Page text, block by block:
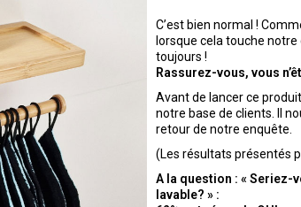
C’est bien normal !
lorsque cela touche
toujours !
Rassurez-vous, vous
Avant de lancer ce
notre base de clients. Il
retour de notre enquête.
(Les résultats présentés
A la question : « Seriez-
lavable? » :